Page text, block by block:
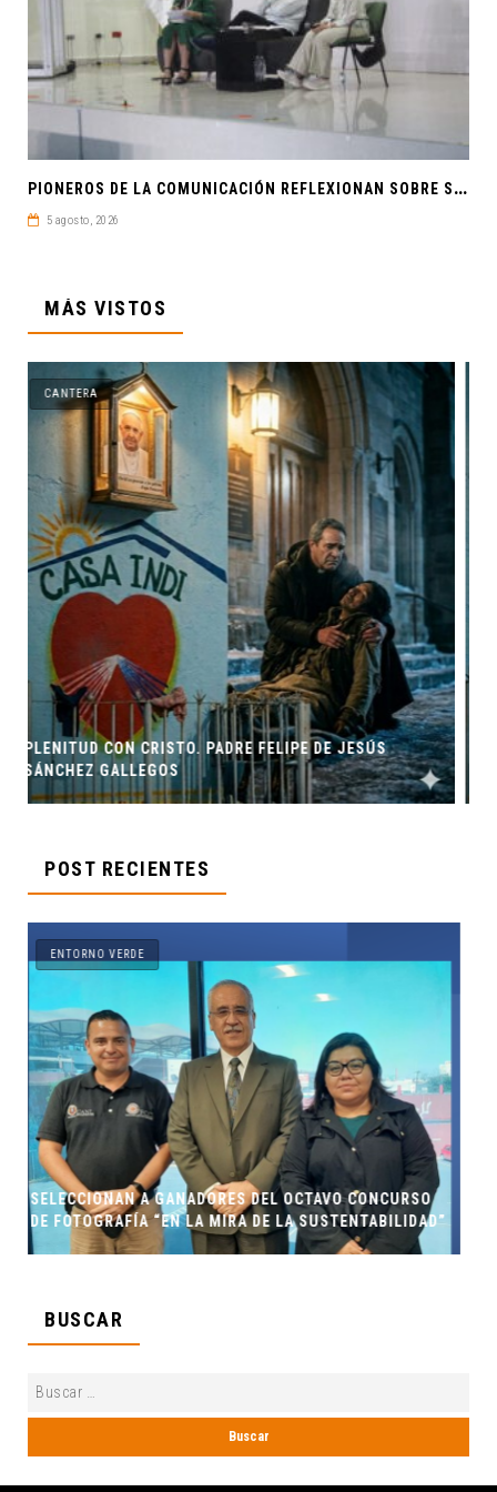
P
IONEROS DE LA COMUNICACIÓN REFLEXIONAN SOBRE SOBERANÍA CULTURAL Y JUSTICIA EN ALAIC 2026
5 agosto, 2026
MÁS VISTOS
JESÚS
CANTERA
ORIGEN Y PROPÓSITO DE CASA INDI
POST RECIENTES
CONCURSO
ENTORNO VERDE Y ANIMALIA PRESENTES
LOS MUERTOS FCC, UANL.
BUSCAR